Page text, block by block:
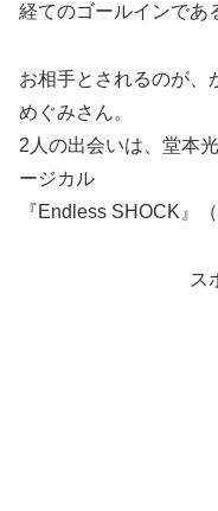
経てのゴールインであ
お相手とされるのが、
めぐみさん。
2人の出会いは、堂本
ージカル
『Endless SHOCK』
ス